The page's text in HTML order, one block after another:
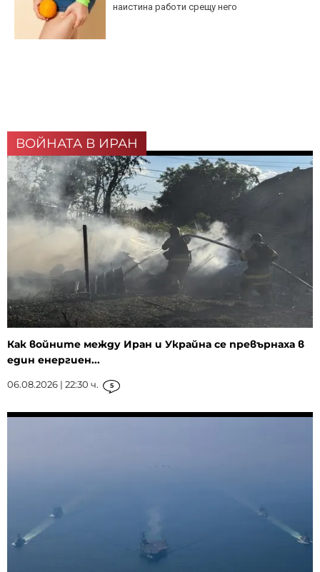
наистина работи срещу него
ВОЙНАТА В ИРАН
Как войните между Иран и Украйна се превърнаха в
един енергиен...
06.08.2026 | 22:30 ч. 5